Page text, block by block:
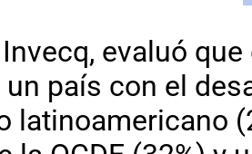
evaluó
un país con el
latinoamericano